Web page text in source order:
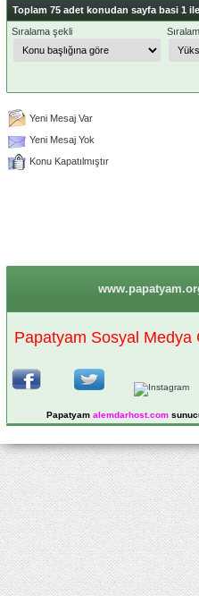
Toplam 75 adet konudan sayfa basi 1
Sıralama şekli
Yeni Mesaj Var
Yeni Mesaj Yok
Konu Kapatılmıştır
Papatyam Sosyal Medya
Papatyam alemdarhost.com